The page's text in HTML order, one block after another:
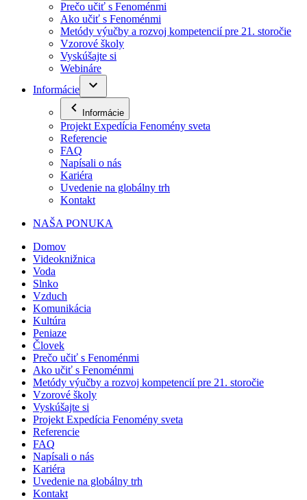
Prečo učiť s Fenoménmi
Ako učiť s Fenoménmi
Metódy výučby a rozvoj kompetencií pre 21. storočie
Vzorové školy
Vyskúšajte si
Webináre
Informácie
Informácie
Projekt Expedícia Fenomény sveta
Referencie
FAQ
Napísali o nás
Kariéra
Uvedenie na globálny trh
Kontakt
NAŠA PONUKA
Domov
Videoknižnica
Voda
Slnko
Vzduch
Komunikácia
Kultúra
Peniaze
Človek
Prečo učiť s Fenoménmi
Ako učiť s Fenoménmi
Metódy výučby a rozvoj kompetencií pre 21. storočie
Vzorové školy
Vyskúšajte si
Projekt Expedícia Fenomény sveta
Referencie
FAQ
Napísali o nás
Kariéra
Uvedenie na globálny trh
Kontakt